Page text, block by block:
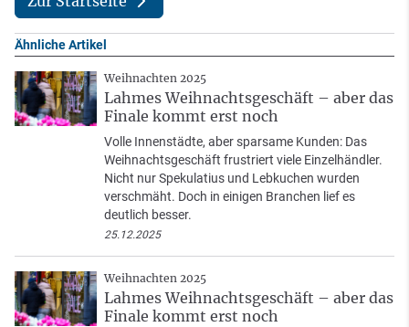
Ähnliche Artikel
Weihnachten 2025
Lahmes Weihnachtsgeschäft – aber das
Finale kommt erst noch
Volle Innenstädte, aber sparsame Kunden: Das
Weihnachtsgeschäft frustriert viele Einzelhändler.
Nicht nur Spekulatius und Lebkuchen wurden
verschmäht. Doch in einigen Branchen lief es
deutlich besser.
25.12.2025
Weihnachten 2025
Lahmes Weihnachtsgeschäft – aber das
Finale kommt erst noch